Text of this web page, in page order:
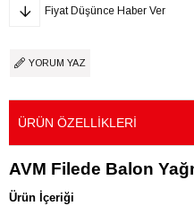
Fiyat Düşünce Haber Ver
YORUM YAZ
ÜRÜN ÖZELLIKLERI
AVM Filede Balon
Ürün İçeriği